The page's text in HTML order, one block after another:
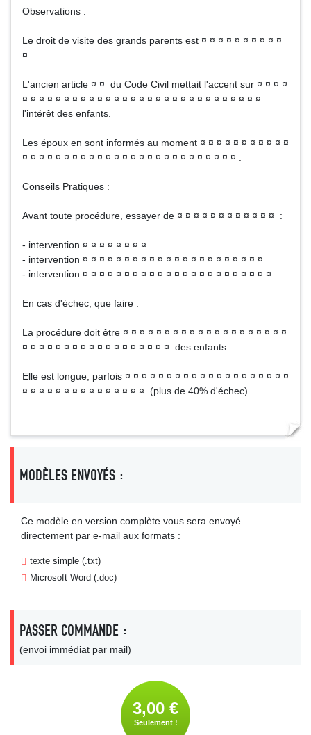
Observations :
Le droit de visite des grands parents est ¤ ¤ ¤ ¤ ¤ ¤ ¤ ¤ ¤ ¤
¤ .
L'ancien article ¤ ¤ du Code Civil mettait l'accent sur ¤ ¤ ¤ ¤
¤ ¤ ¤ ¤ ¤ ¤ ¤ ¤ ¤ ¤ ¤ ¤ ¤ ¤ ¤ ¤ ¤ ¤ ¤ ¤ ¤ ¤ ¤ ¤ ¤ ¤ ¤ ¤ ¤
l'intérêt des enfants.
Les époux en sont informés au moment ¤ ¤ ¤ ¤ ¤ ¤ ¤ ¤ ¤ ¤ ¤
¤ ¤ ¤ ¤ ¤ ¤ ¤ ¤ ¤ ¤ ¤ ¤ ¤ ¤ ¤ ¤ ¤ ¤ ¤ ¤ ¤ ¤ ¤ ¤ ¤ ¤ .
Conseils Pratiques :
Avant toute procédure, essayer de ¤ ¤ ¤ ¤ ¤ ¤ ¤ ¤ ¤ ¤ ¤ ¤ :
- intervention ¤ ¤ ¤ ¤ ¤ ¤ ¤ ¤
- intervention ¤ ¤ ¤ ¤ ¤ ¤ ¤ ¤ ¤ ¤ ¤ ¤ ¤ ¤ ¤ ¤ ¤ ¤ ¤ ¤ ¤ ¤
- intervention ¤ ¤ ¤ ¤ ¤ ¤ ¤ ¤ ¤ ¤ ¤ ¤ ¤ ¤ ¤ ¤ ¤ ¤ ¤ ¤ ¤ ¤ ¤
En cas d'échec, que faire :
La procédure doit être ¤ ¤ ¤ ¤ ¤ ¤ ¤ ¤ ¤ ¤ ¤ ¤ ¤ ¤ ¤ ¤ ¤ ¤ ¤ ¤
¤ ¤ ¤ ¤ ¤ ¤ ¤ ¤ ¤ ¤ ¤ ¤ ¤ ¤ ¤ ¤ ¤ ¤ des enfants.
Elle est longue, parfois ¤ ¤ ¤ ¤ ¤ ¤ ¤ ¤ ¤ ¤ ¤ ¤ ¤ ¤ ¤ ¤ ¤ ¤ ¤ ¤
¤ ¤ ¤ ¤ ¤ ¤ ¤ ¤ ¤ ¤ ¤ ¤ ¤ ¤ ¤ (plus de 40% d'échec).
MODÈLES ENVOYÉS :
Ce modèle en version complète vous sera envoyé
directement par e-mail aux formats :
texte simple (.txt)
Microsoft Word (.doc)
PASSER COMMANDE :
(envoi immédiat par mail)
3,00 €
Seulement !